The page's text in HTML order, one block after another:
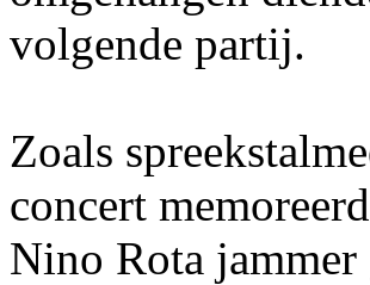
volgende partij.
Zoals
concert
Nino Rota jammer